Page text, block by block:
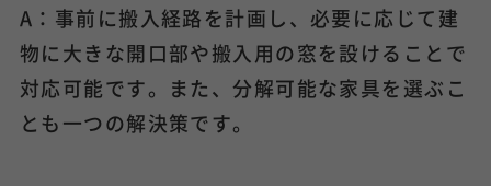
A：事前に搬入経路を計画し、必要に応じて建
物に大きな開口部や搬入用の窓を設けることで
対応可能です。また、分解可能な家具を選ぶこ
とも一つの解決策です。